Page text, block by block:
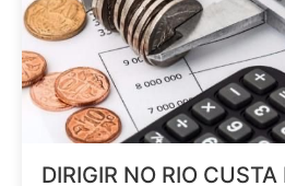
DIRIGIR NO RIO